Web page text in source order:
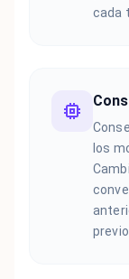
cada
los
previo.